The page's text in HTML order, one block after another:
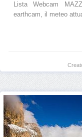
Lista Webcam
earthcam, il meteo